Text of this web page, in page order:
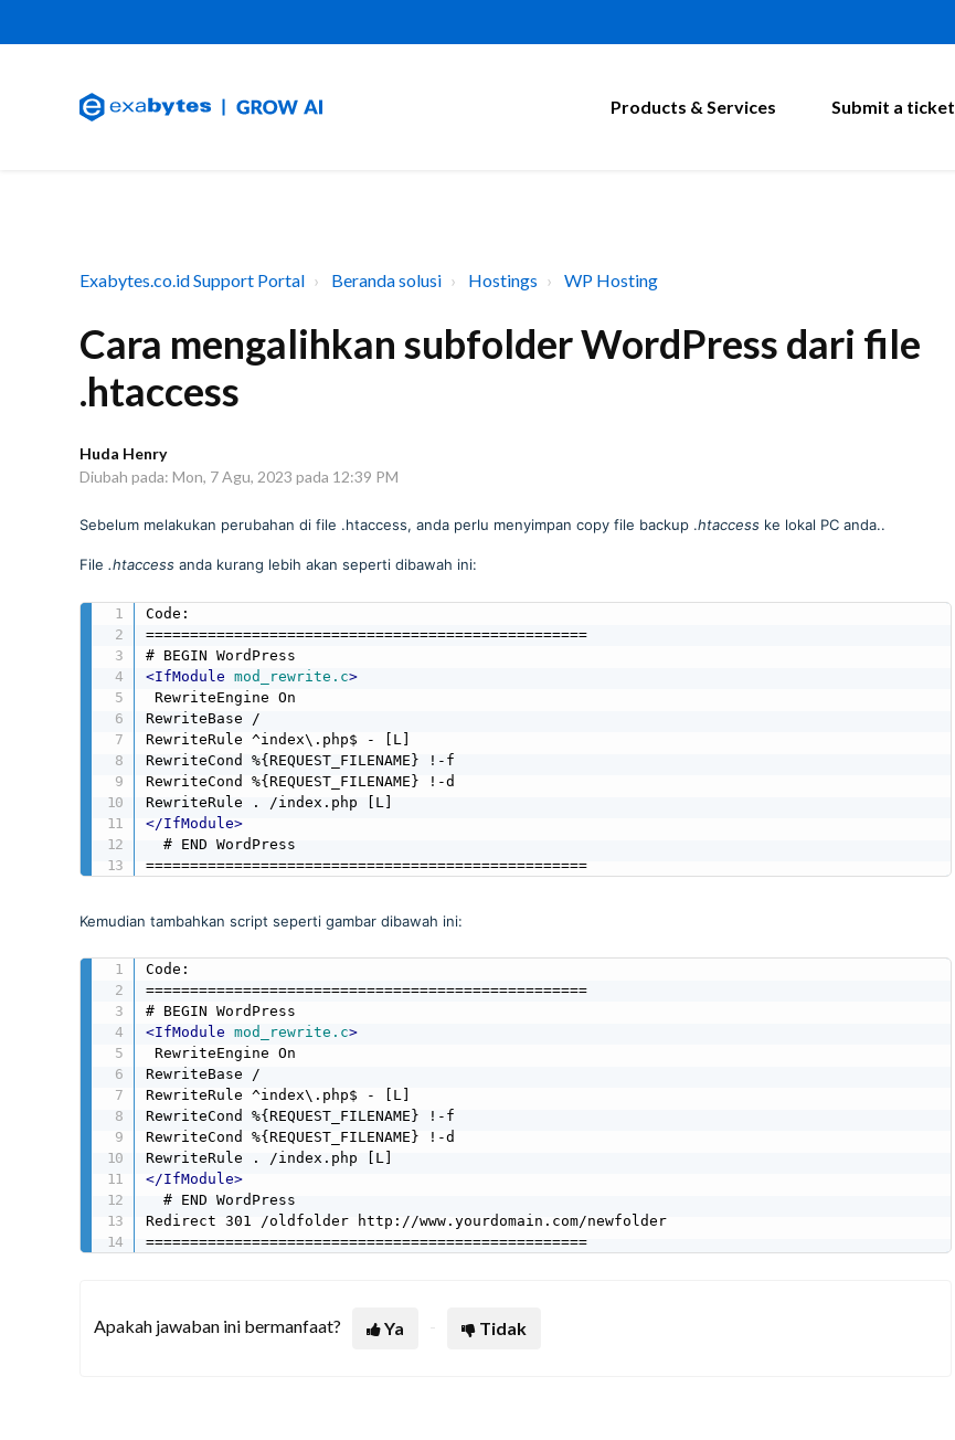
Products & Services Submit a ticket
Exabytes.co.id Support Portal Beranda solusi Hostings WP Hosting
Cara mengalihkan subfolder WordPress dari file
.htaccess
Huda Henry
Diubah pada: Mon, 7 Agu, 2023 pada 12:39 PM
Sebelum melakukan perubahan di file .htaccess, anda perlu menyimpan copy file backup .htaccess ke lokal PC anda..
File .htaccess anda kurang lebih akan seperti dibawah ini:
Code:
==================================================
<IfModule mod_rewrite.c>
RewriteEngine On
RewriteBase /
RewriteRule ^index\.php$ - [L]
RewriteCond %{REQUEST_FILENAME} !-f
RewriteCond %{REQUEST_FILENAME} !-d
</IfModule>
  # END WordPress
==================================================
Kemudian tambahkan script seperti gambar dibawah ini:
Code:
==================================================
<IfModule mod_rewrite.c>
RewriteEngine On
RewriteBase /
RewriteRule ^index\.php$ - [L]
RewriteCond %{REQUEST_FILENAME} !-f
RewriteCond %{REQUEST_FILENAME} !-d
</IfModule>
  # END WordPress
Redirect 301 /oldfolder http://www.yourdomain.com/newfolder
==================================================
Apakah jawaban ini bermanfaat? Ya Tidak